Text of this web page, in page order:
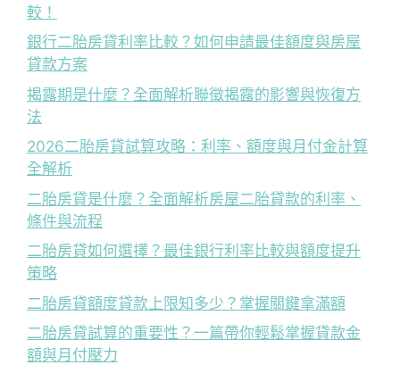
較！
銀行二胎房貸利率比較？如何申請最佳額度與房屋
貸款方案
揭露期是什麼？全面解析聯徵揭露的影響與恢復方
法
2026二胎房貸試算攻略：利率、額度與月付金計算
全解析
二胎房貸是什麼？全面解析房屋二胎貸款的利率、
條件與流程
二胎房貸如何選擇？最佳銀行利率比較與額度提升
策略
二胎房貸額度貸款上限知多少？掌握關鍵拿滿額
二胎房貸試算的重要性？一篇帶你輕鬆掌握貸款金
額與月付壓力